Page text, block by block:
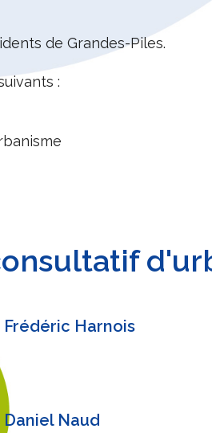
de Grandes-Piles.
:
Frédéric Harnois
Daniel Naud